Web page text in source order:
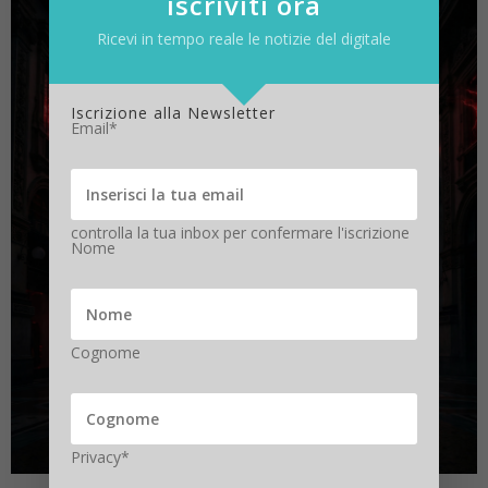
Ricevi in tempo reale le notizie del digitale
Iscrizione alla Newsletter
Email*
controlla la tua inbox per confermare l'iscrizione
Nome
Cognome
Privacy*